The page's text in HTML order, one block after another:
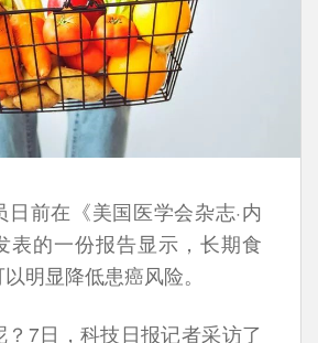
日前在《美国医学会杂志·内
表的一份报告显示，长期食
明显降低患癌风险。
7日，科技日报记者采访了